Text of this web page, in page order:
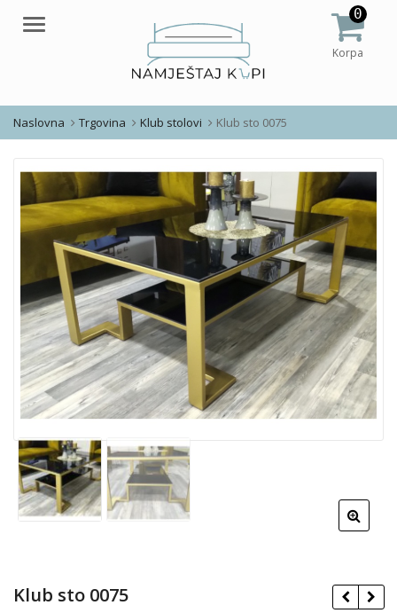
Meni
0
Korpa
Naslovna Trgovina Klub stolovi Klub sto 0075
Klub sto 0075